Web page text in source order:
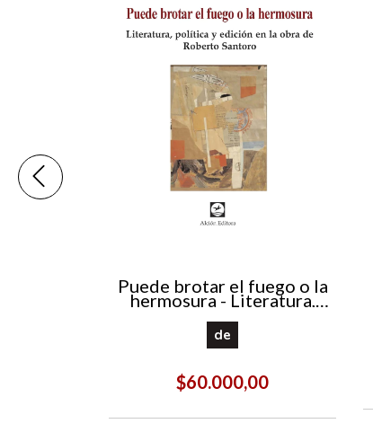
Puede brotar el fuego o la
hermosura - Literatura,
política y edición en la
obra de Roberto Santoro
de
$60.000,00